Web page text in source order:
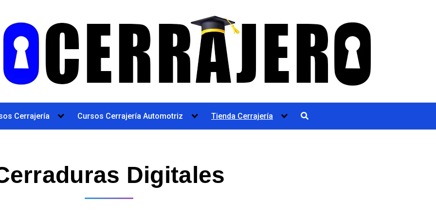
Cerrajería Cursos Cerrajería Automotriz Tienda Cerrajería
Digitales